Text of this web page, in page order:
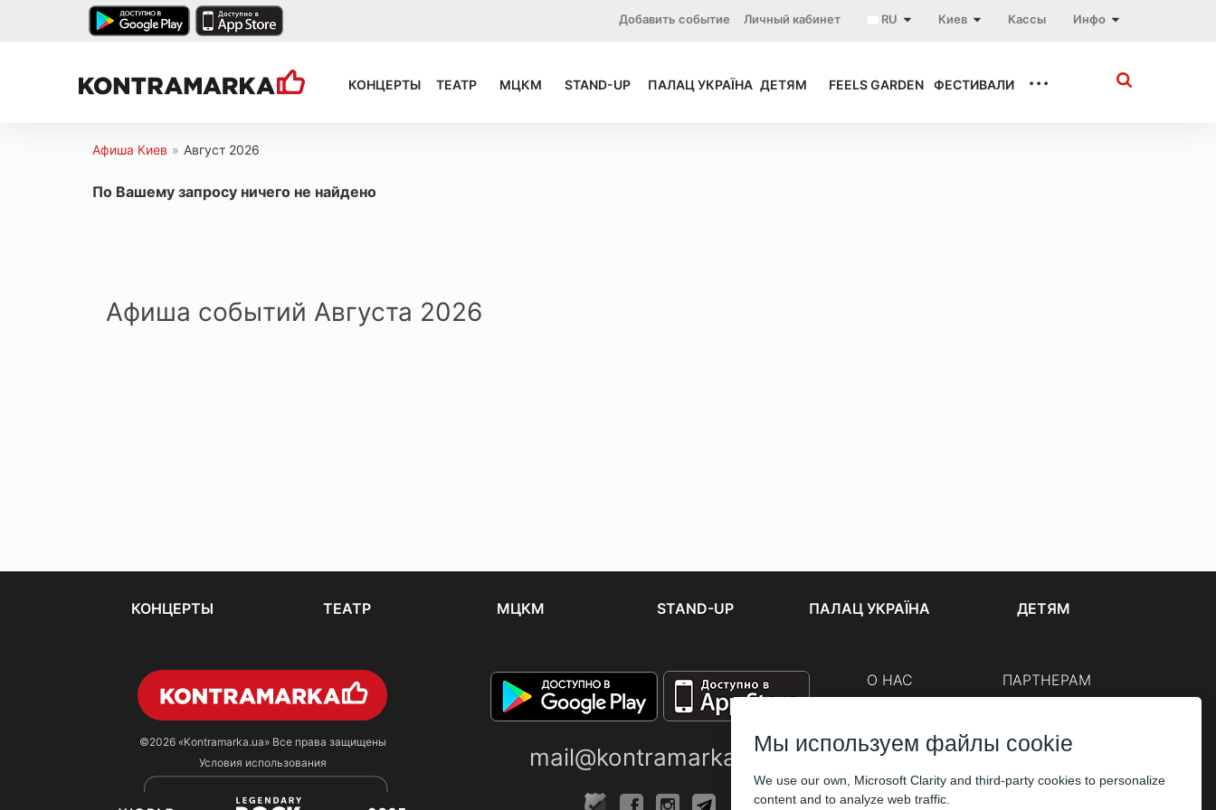
Инфо
Кассы
Киев
RU
Личный кабинет
Добавить событие
КОНЦЕРТЫ ТЕАТР МЦКМ STAND-UP ПАЛАЦ УКРАЇНА ДЕТЯМ FEELS GARDEN ФЕСТИВАЛИ ...
Афиша Киев » Август 2026
По Вашему запросу ничего не найдено
Афиша событий Августа 2026
КОНЦЕРТЫ ТЕАТР МЦКМ STAND-UP ПАЛАЦ УКРАЇНА ДЕТЯМ
©2026 «Kontramarka.ua»Все права защищены
Условия использования
mail@kontramarka.ua
О НАС ПАРТНЕРАМ
Корпоративным клиентам
Мы используем файлы cookie
We use our own, Microsoft Clarity and third-party cookies to personalize
content and to analyze web traffic.